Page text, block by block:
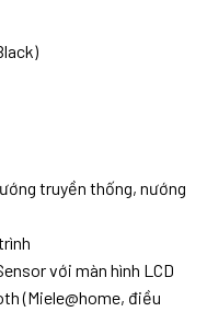
truyền thống, nướng
với màn hình LCD
(Miele@home, điều